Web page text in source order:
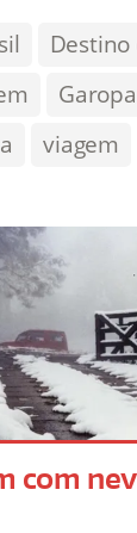
Destino
viagem
com